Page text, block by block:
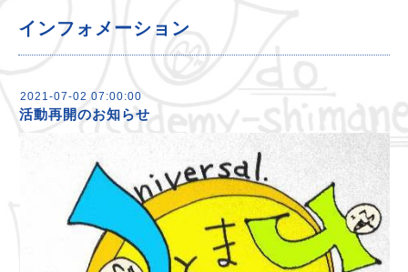
インフォメーション
2021-07-02 07:00:00
活動再開のお知らせ